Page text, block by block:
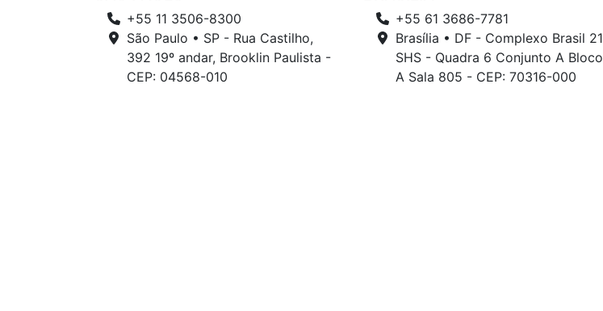
+55 11 3506-8300
São Paulo • SP - Rua Castilho,
392 19º andar, Brooklin Paulista -
CEP: 04568-010
+55 61 3686-7781
Brasília • DF - Complexo Brasil 21
SHS - Quadra 6 Conjunto A Bloco
A Sala 805 - CEP: 70316-000